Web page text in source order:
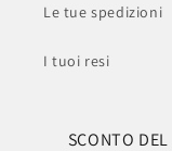
Le tue spedizioni
I tuoi resi
SCONTO